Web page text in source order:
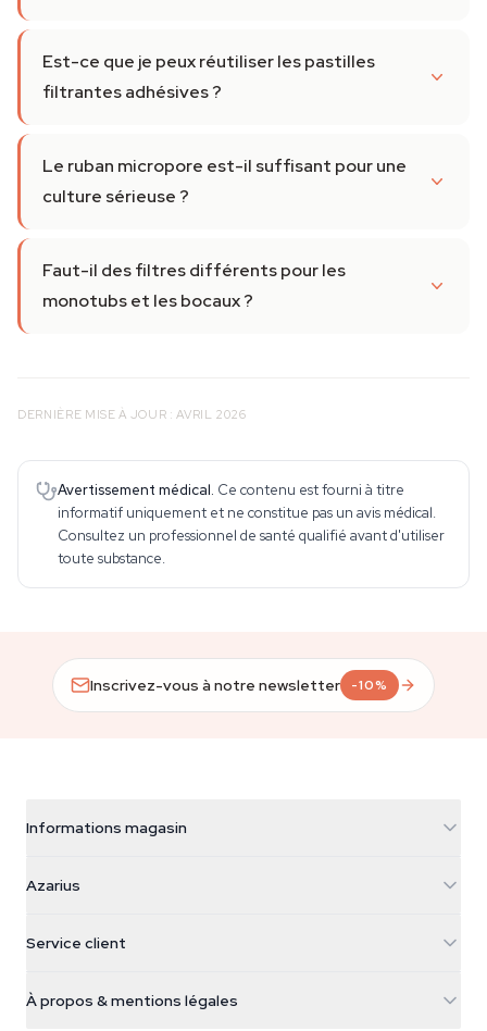
Est-ce que je peux réutiliser les pastilles
filtrantes adhésives ?
Le ruban micropore est-il suffisant pour une
culture sérieuse ?
Faut-il des filtres différents pour les
monotubs et les bocaux ?
DERNIÈRE MISE À JOUR : AVRIL 2026
Avertissement médical. Ce contenu est fourni à titre
informatif uniquement et ne constitue pas un avis médical.
Consultez un professionnel de santé qualifié avant d'utiliser
toute substance.
Inscrivez-vous à notre newsletter -10%
Informations magasin
Galvaniweg 11
Nederland
+31(0)204897914
Azarius
Smokeshop
Service client
Politique de retour
À propos & mentions légales